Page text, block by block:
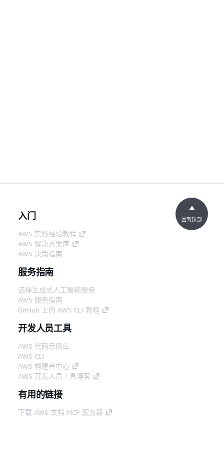
入门
AWS 实践经验教程
AWS 解决方案库
AWS 决策指南
服务指南
选择生成式人工智能服务
AWS 服务指南
GitHub 上的 AWS CLI 教程
开发人员工具
AWS 代码示例库
AWS CLI
AWS 构建者中心
AWS 开发人员工具博客
有用的链接
下载 AWS 文档 MCP 服务器
回到顶部